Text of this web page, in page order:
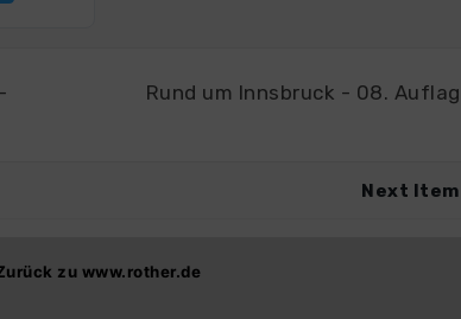
Rund um Innsbruck - 08.
Next Item
zu www.rother.de